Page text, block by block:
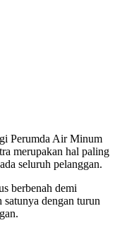
Perumda Air Minum
merupakan hal paling
seluruh pelanggan.
berbenah demi
satunya dengan turun